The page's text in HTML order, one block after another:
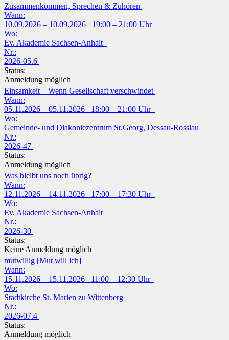
Zusammenkommen, Sprechen & Zuhören
Wann:
10.09.2026 – 10.09.2026 19:00 – 21:00 Uhr
Wo:
Ev. Akademie Sachsen-Anhalt
Nr.:
2026-05.6
Status:
Anmeldung möglich
Einsamkeit – Wenn Gesellschaft verschwindet
Wann:
05.11.2026 – 05.11.2026 18:00 – 21:00 Uhr
Wo:
Gemeinde- und Diakoniezentrum St.Georg, Dessau-Rosslau
Nr.:
2026-47
Status:
Anmeldung möglich
Was bleibt uns noch übrig?
Wann:
12.11.2026 – 14.11.2026 17:00 – 17:30 Uhr
Wo:
Ev. Akademie Sachsen-Anhalt
Nr.:
2026-30
Status:
Keine Anmeldung möglich
mutwillig [Mut will ich]
Wann:
15.11.2026 – 15.11.2026 11:00 – 12:30 Uhr
Wo:
Stadtkirche St. Marien zu Wittenberg
Nr.:
2026-07.4
Status:
Anmeldung möglich